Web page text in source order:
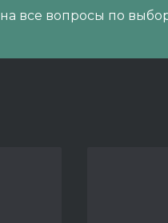
все вопросы по